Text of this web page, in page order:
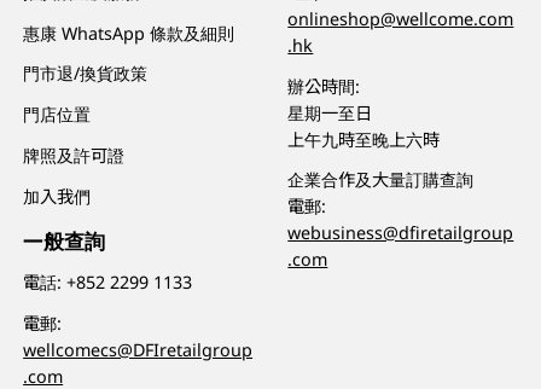
惠康 WhatsApp 條款及細則
門市退/換貨政策
門店位置
牌照及許可證
加入我們
一般查詢
電話:+852 2299 1133
電郵:
wellcomecs@DFIretailgroup
.com
onlineshop@wellcome.com
.hk
辦公時間:
星期一至日
上午九時至晚上六時
企業合作及大量訂購查詢
電郵:
webusiness@dfiretailgroup
.com